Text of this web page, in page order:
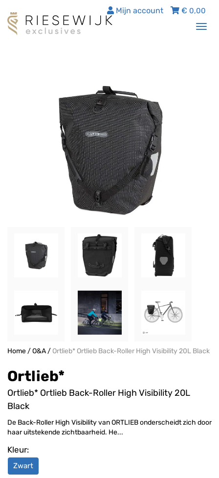
€ 0,00
Mijn account
Home/O&A/ Ortlieb* Ortlieb Back-Roller High Visibility 20L Black
Ortlieb*
Ortlieb* Ortlieb Back-Roller High Visibility 20L
Black
De Back-Roller High Visibility van ORTLIEB onderscheidt zich door
haar uitstekende zichtbaarheid. He...
Kleur:
Zwart